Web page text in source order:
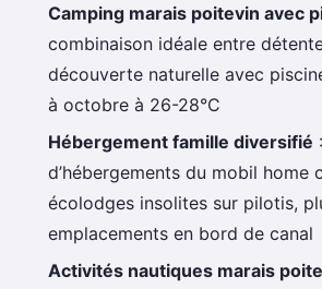
Camping marais poitevin avec
combinaison idéale entre
découverte naturelle avec
à octobre à 26-28°C
Hébergement famille diversifié
d’hébergements du mobil home
écolodges insolites sur pilotis,
emplacements en bord de canal
Activités nautiques marais